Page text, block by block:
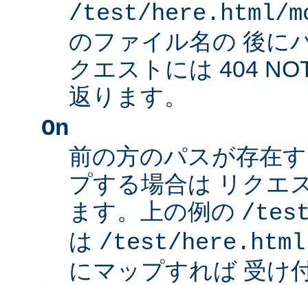
/test/here.html/
のファイル名の 後に
クエストには 404
返ります。
On
前の方のパスが存在
プする場合は リクエ
ます。上の例の /
は /test/here.html
にマップすれば 受け